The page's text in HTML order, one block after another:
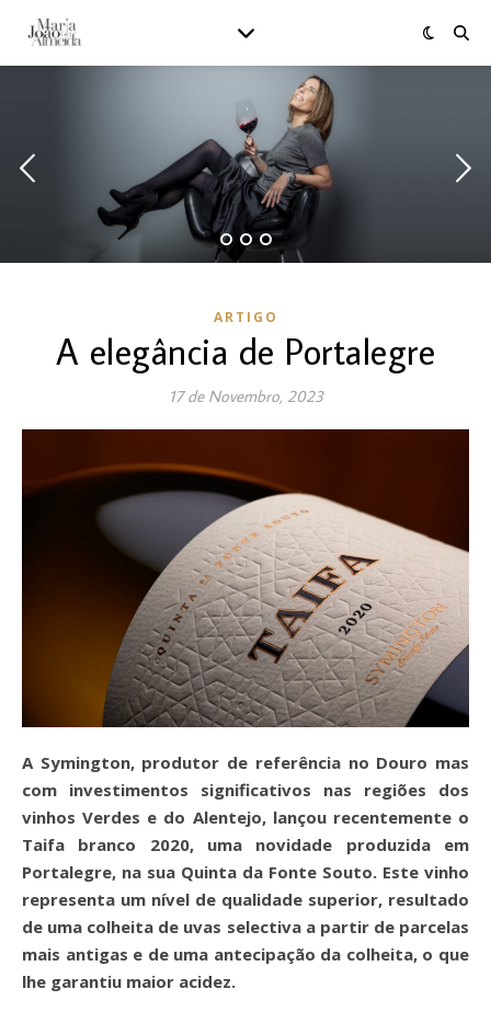
ARTIGO
A elegância de Portalegre
17 de Novembro, 2023
A Symington, produtor de referência no Douro mas
com investimentos significativos nas regiões dos
vinhos Verdes e do Alentejo, lançou recentemente o
Taifa branco 2020, uma novidade produzida em
Portalegre, na sua Quinta da Fonte Souto. Este vinho
representa um nível de qualidade superior, resultado
de uma colheita de uvas selectiva a partir de parcelas
mais antigas e de uma antecipação da colheita, o que
lhe garantiu maior acidez.